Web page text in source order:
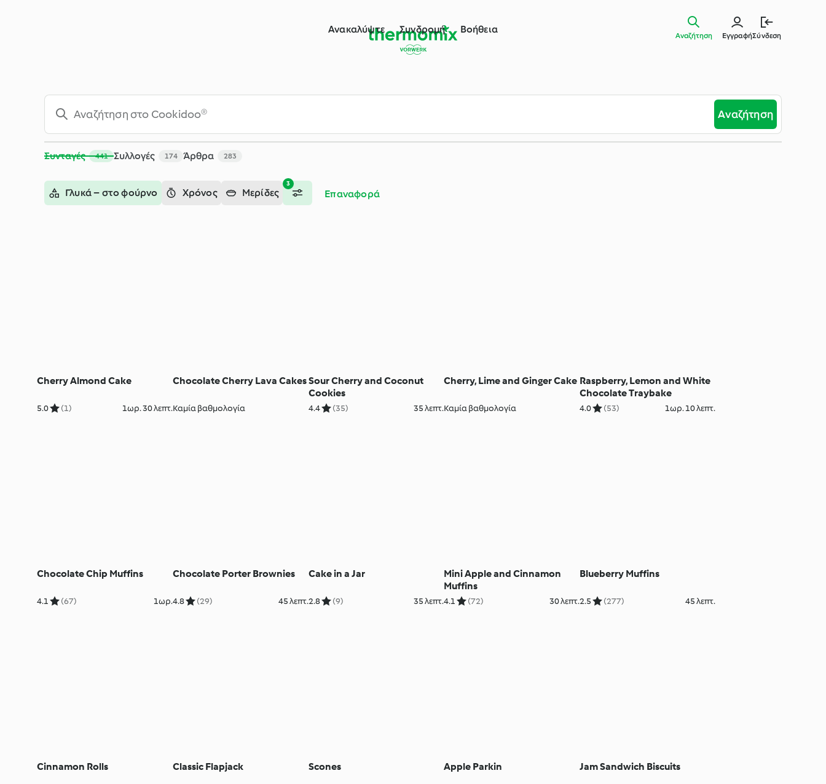
Ανακαλύψτε Συνδρομή Βοήθεια
ΕγγραφήΣύνδεση
Αναζήτηση
Αναζήτηση
Συνταγές 441 Συλλογές 174 Άρθρα 283
3
Γλυκά – στο φούρνο Χρόνος Μερίδες Επαναφορά
Cherry Almond Cake
5.0 (1) 1ωρ. 30 λεπτ.
Chocolate Cherry Lava Cakes
Καμία βαθμολογία
Sour Cherry and Coconut
Cookies
4.4 (35) 35 λεπτ.
Cherry, Lime and Ginger Cake
Καμία βαθμολογία
Raspberry, Lemon and White
Chocolate Traybake
4.0 (53) 1ωρ. 10 λεπτ.
Chocolate Chip Muffins
4.1 (67) 1ωρ.
Chocolate Porter Brownies
4.8 (29) 45 λεπτ.
Cake in a Jar
2.8 (9) 35 λεπτ.
Mini Apple and Cinnamon
Muffins
4.1 (72) 30 λεπτ.
Blueberry Muffins
2.5 (277) 45 λεπτ.
Cinnamon Rolls Classic Flapjack Scones Apple Parkin Jam Sandwich Biscuits